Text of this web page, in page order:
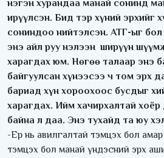
нэгэн хурандаа манай сонинд
ирүүлсэн. Бид тэр хүний эрхийг
сониндоо нийтэлсэн. АТГ-ыг
энэ айл руу нэлээн ширүүн
харагдах юм. Нөгөө талаар энэ
байгуулсан хүнээсээ ч том эрх
бариад хүн хороохоос бусдыг
харагдах. Ийм хачирхалтай хоёр
байна л даа. Энэ тухайд та юу
-Ер нь авилгалтай тэмцэх бол
тэмцэх бол манай үндэсний эрх